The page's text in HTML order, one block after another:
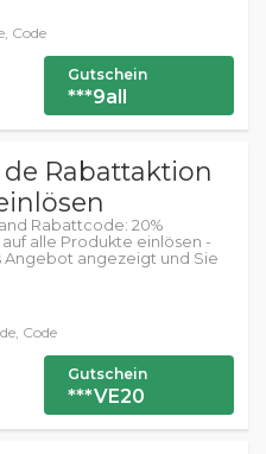
Code
Gutschein
***9all
Rabattaktion
Rabattcode: 20%
alle Produkte einlösen -
Angebot angezeigt und Sie
Code
Gutschein
***VE20